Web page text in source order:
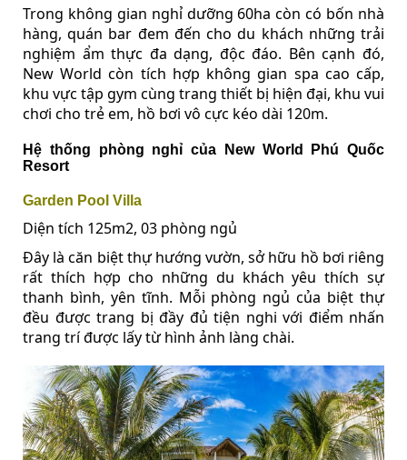
Trong không gian nghỉ dưỡng 60ha còn có bốn nhà
hàng, quán bar đem đến cho du khách những trải
nghiệm ẩm thực đa dạng, độc đáo. Bên cạnh đó,
New World còn tích hợp không gian spa cao cấp,
khu vực tập gym cùng trang thiết bị hiện đại, khu vui
chơi cho trẻ em, hồ bơi vô cực kéo dài 120m.
Hệ thống phòng nghỉ của New World Phú Quốc
Resort
Garden Pool Villa
Diện tích 125m2, 03 phòng ngủ
Đây là căn biệt thự hướng vườn, sở hữu hồ bơi riêng
rất thích hợp cho những du khách yêu thích sự
thanh bình, yên tĩnh. Mỗi phòng ngủ của biệt thự
đều được trang bị đầy đủ tiện nghi với điểm nhấn
trang trí được lấy từ hình ảnh làng chài.